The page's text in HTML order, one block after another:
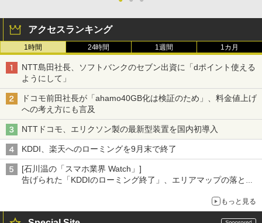
アクセスランキング
1時間 24時間 1週間 1カ月
NTT島田社長、ソフトバンクのセブン出資に「dポイント使える
ようにして」
ドコモ前田社長が「ahamo40GB化は検証のため」、料金値上げ
への考え方にも言及
NTTドコモ、エリクソン製の最新型装置を国内初導入
KDDI、楽天へのローミングを9月末で終了
[石川温の「スマホ業界 Watch」]
告げられた「KDDIのローミング終了」、エリアマップの落とし
もっと見る